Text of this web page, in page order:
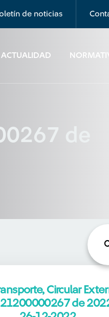
de noticias
ACTUALIDAD
de
Circular
de